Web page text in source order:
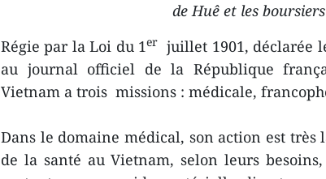
de Huê et les
Régie par la Loi du 1er
juillet 1901, déclarée
au journal officiel de la République
Vietnam a trois missions : médicale,
Dans le domaine médical, son action est très
de la santé au Vietnam, selon leurs